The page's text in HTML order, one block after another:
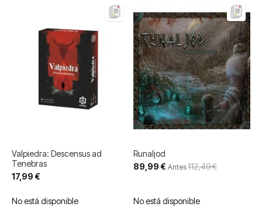
Valpiedra: Descensus ad
Tenebras
17,99 €
No está disponible
Runaljod
Precio
especial
89,99 € Antes112,49 €
No está disponible